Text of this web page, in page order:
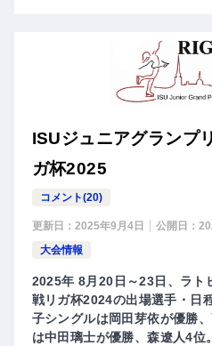
ISUジュニアグランプ
ガ杯2025
コメント(20)
更新日： 2025年9月4日 公開日：
大会情報
2025年 8月20日～23日、ラト
戦リガ杯2024の出場選手・日
子シングルは岡田芽依が優勝
は中田璃士が優勝、森遼人4位。